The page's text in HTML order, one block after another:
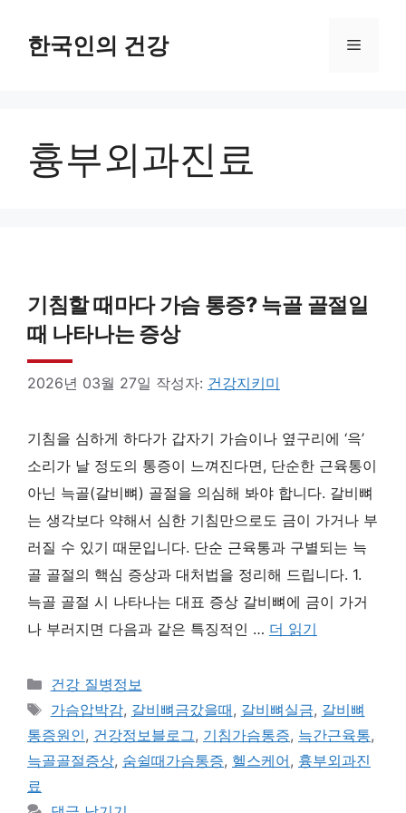
한국인의 건강 메
흉부외과진료
기침할 때마다 가슴 통증? 늑골 골절일
때 나타나는 증상
2026년 03월 27일 작성자: 건강지키미
기침을 심하게 하다가 갑자기 가슴이나 옆구리에 ‘윽’
소리가 날 정도의 통증이 느껴진다면, 단순한 근육통이
아닌 늑골(갈비뼈) 골절을 의심해 봐야 합니다. 갈비뼈
는 생각보다 약해서 심한 기침만으로도 금이 가거나 부
러질 수 있기 때문입니다. 단순 근육통과 구별되는 늑
골 골절의 핵심 증상과 대처법을 정리해 드립니다. 1.
늑골 골절 시 나타나는 대표 증상 갈비뼈에 금이 가거
나 부러지면 다음과 같은 특징적인 … 더 읽기
카
테
고
리
건강 질병정보
태
그
가슴압박감, 갈비뼈금갔을때, 갈비뼈실금, 갈비뼈
통증원인, 건강정보블로그, 기침가슴통증, 늑간근육통,
늑골골절증상, 숨쉴때가슴통증, 헬스케어, 흉부외과진
료